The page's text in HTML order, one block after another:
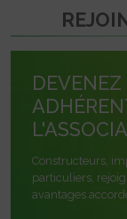
DEVENEZ
Constructeurs,
particuliers,
avantages